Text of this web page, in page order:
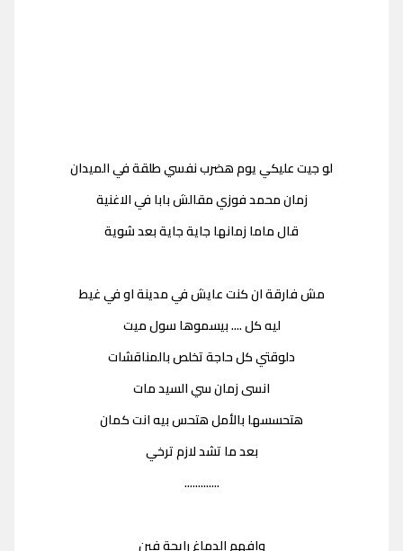
لو جيت عليكي يوم هضرب نفسي طلقة في الميدان
زمان محمد فوزي مقالش بابا في الاغنية
قال ماما زمانها جاية جاية بعد شوية
مش فارقة ان كنت عايش في مدينة او في غيط
ليه كل .... بيسموها سول ميت
دلوقتي كل حاجة تخلص بالمناقشات
انسى زمان سي السيد مات
هتحسسها بالأمل هتحس بيه انت كمان
بعد ما تشد لازم ترخي
.............
وافهم الدماغ رايحة فين